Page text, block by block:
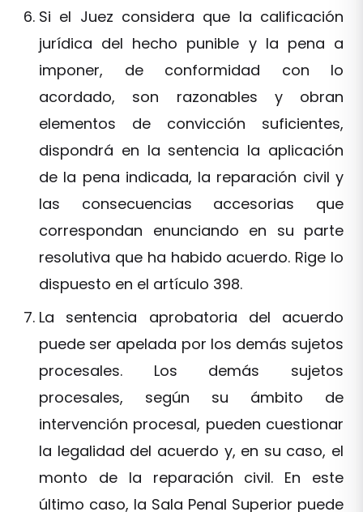
Si el Juez considera que la calificación
jurídica del hecho punible y la pena a
imponer, de conformidad con lo
acordado, son razonables y obran
elementos de convicción suficientes,
dispondrá en la sentencia la aplicación
de la pena indicada, la reparación civil y
las consecuencias accesorias que
correspondan enunciando en su parte
resolutiva que ha habido acuerdo. Rige lo
dispuesto en el artículo 398.
La sentencia aprobatoria del acuerdo
puede ser apelada por los demás sujetos
procesales. Los demás sujetos
procesales, según su ámbito de
intervención procesal, pueden cuestionar
la legalidad del acuerdo y, en su caso, el
monto de la reparación civil. En este
último caso, la Sala Penal Superior puede